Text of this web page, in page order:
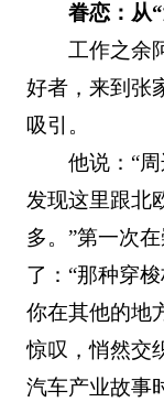
眷恋：从
工作之余
好者，来到张
吸引。
他说：“
发现这里跟北
多。”第一次
了：“那种穿
你在其他的地
惊叹，悄然交
汽车产业故事